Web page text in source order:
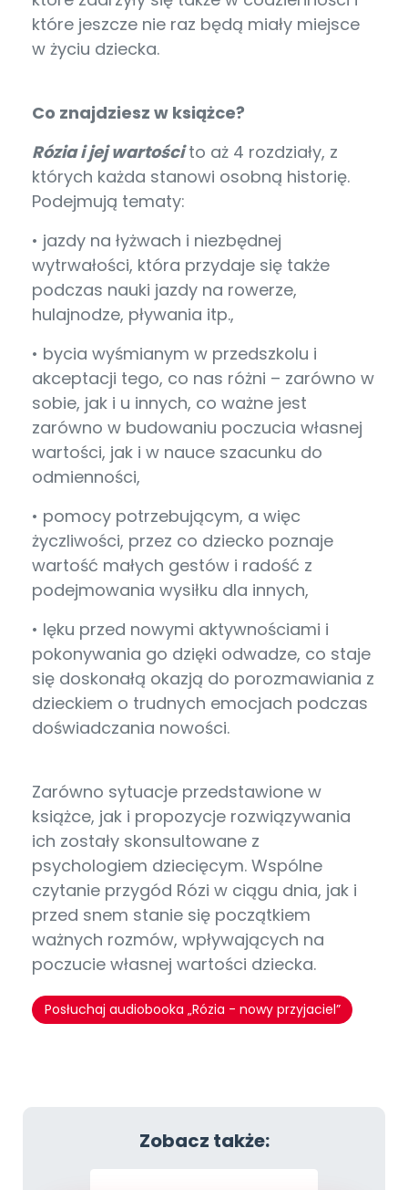
które jeszcze nie raz będą miały miejsce
w życiu dziecka.
Co znajdziesz w książce?
Rózia i jej wartościto aż 4 rozdziały, z
których każda stanowi osobną historię.
Podejmują tematy:
• jazdy na łyżwach i niezbędnej
wytrwałości, która przydaje się także
podczas nauki jazdy na rowerze,
hulajnodze, pływania itp.,
• bycia wyśmianym w przedszkolu i
akceptacji tego, co nas różni – zarówno w
sobie, jak i u innych, co ważne jest
zarówno w budowaniu poczucia własnej
wartości, jak i w nauce szacunku do
odmienności,
• pomocy potrzebującym, a więc
życzliwości, przez co dziecko poznaje
wartość małych gestów i radość z
podejmowania wysiłku dla innych,
• lęku przed nowymi aktywnościami i
pokonywania go dzięki odwadze, co staje
się doskonałą okazją do porozmawiania z
dzieckiem o trudnych emocjach podczas
doświadczania nowości.
Zarówno sytuacje przedstawione w
książce, jak i propozycje rozwiązywania
ich zostały skonsultowane z
psychologiem dziecięcym. Wspólne
czytanie przygód Rózi w ciągu dnia, jak i
przed snem stanie się początkiem
ważnych rozmów, wpływających na
poczucie własnej wartości dziecka.
Posłuchaj audiobooka „Rózia - nowy przyjaciel”
Zobacz także: